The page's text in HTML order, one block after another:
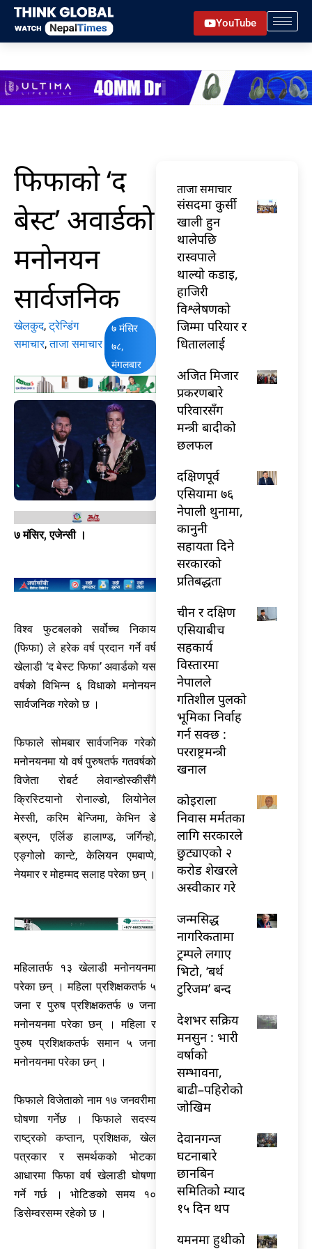
Skip
content
YouTube
फिफाको ‘द
बेस्ट’ अवार्डको
मनोनयन
सार्वजनिक
खेलकुद,ट्रेन्डिंग
समाचार,ताजा समाचार
७ मंसिर
७८,
मंगलबार
७ मंसिर, एजेन्सी ।
विश्व फुटबलको सर्वोच्च निकाय
(फिफा) ले हरेक वर्ष प्रदान गर्ने वर्ष
खेलाडी ‘द बेस्ट फिफा’ अवार्डको यस
वर्षको विभिन्न ६ विधाको मनोनयन
सार्वजनिक गरेको छ ।
फिफाले सोमबार सार्वजनिक गरेको
मनोनयनमा यो वर्ष पुरुषतर्फ गतवर्षको
विजेता रोबर्ट लेवान्डोस्कीसँगै
क्रिस्टियानो रोनाल्डो, लियोनेल
मेस्सी, करिम बेन्जिमा, केभिन डे
ब्रुएन, एर्लिङ हालाण्ड, जर्गिन्हो,
एङ्गोलो कान्टे, केलियन एमबाप्पे,
नेयमार र मोहम्मद सलाह परेका छन् ।
महिलातर्फ १३ खेलाडी मनोनयनमा
परेका छन् । महिला प्रशिक्षकतर्फ ५
जना र पुरुष प्रशिक्षकतर्फ ७ जना
मनोनयनमा परेका छन् । महिला र
पुरुष प्रशिक्षकतर्फ समान ५ जना
मनोनयनमा परेका छन् ।
फिफाले विजेताको नाम १७ जनवरीमा
घोषणा गर्नेछ । फिफाले सदस्य
राष्ट्रको कप्तान, प्रशिक्षक, खेल
पत्रकार र समर्थकको भोटका
आधारमा फिफा वर्ष खेलाडी घोषणा
गर्ने गर्छ । भोटिङको समय १०
डिसेम्वरसम्म रहेको छ ।
ताजा समाचार
संसदमा कुर्सी
खाली हुन
थालेपछि
रास्वपाले
थाल्यो कडाइ,
हाजिरी
विश्लेषणको
जिम्मा परियार र
धिताललाई
अजित मिजार
प्रकरणबारे
परिवारसँग
मन्त्री बादीको
छलफल
दक्षिणपूर्व
एसियामा ७६
नेपाली थुनामा,
कानुनी
सहायता दिने
सरकारको
प्रतिबद्धता
चीन र दक्षिण
एसियाबीच
सहकार्य
विस्तारमा
नेपालले
गतिशील पुलको
भूमिका निर्वाह
गर्न सक्छ :
परराष्ट्रमन्त्री
खनाल
कोइराला
निवास मर्मतका
लागि सरकारले
छुट्याएको २
करोड शेखरले
अस्वीकार गरे
जन्मसिद्ध
नागरिकतामा
ट्रम्पले लगाए
भिटो, ‘बर्थ
टुरिजम’ बन्द
देशभर सक्रिय
मनसुन : भारी
वर्षाको
सम्भावना,
बाढी–पहिरोको
जोखिम
देवानगन्ज
घटनाबारे
छानबिन
समितिको म्याद
१५ दिन थप
यमनमा हुथीको